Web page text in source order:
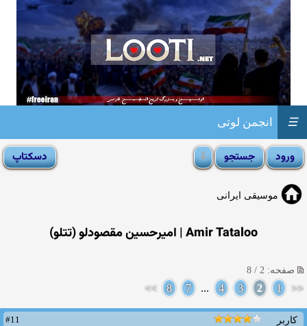
انجمن لوتی ☰
موسیقی ایرانی
Amir Tataloo | امیرحسین مقصودلو (تتلو)
صفحه: 2 / 8
<<
1
2
3
4
...
7
8
>>
کاربر
#11